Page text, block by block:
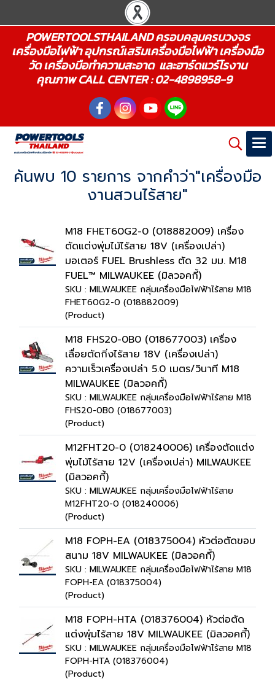
POWERTOOLSTHAILAND ครอบคลุมครบวงจร
เครื่องมือไฟฟ้า อุปกรณ์เสริมเครื่องมือไฟฟ้า เครื่องมือ
วัด เครื่องมือทำความสะอาด และฮาร์ดแวร์โรงาน
คุณภาพ CALL CENTER : 02-4898958-9
ค้นพบ 10 รายการ จากคำว่า"เครื่องมือ
งานสวนไร้สาย"
M18 FHET60G2-0 (018882009) เครื่อง
ตัดแต่งพุ่มไม้ไร้สาย 18V (เครื่องเปล่า)
มอเตอร์ FUEL Brushless ตัด 32 มม. M18
FUEL™ MILWAUKEE (มิลวอคกี้)
SKU : MILWAUKEE กลุ่มเครื่องมือไฟฟ้าไร้สาย M18
FHET60G2-0 (018882009)
(Product)
M18 FHS20-0B0 (018677003) เครื่อง
เลื่อยตัดกิ่งไร้สาย 18V (เครื่องเปล่า)
ความเร็วเครื่องเปล่า 5.0 เมตร/วินาที M18
MILWAUKEE (มิลวอคกี้)
SKU : MILWAUKEE กลุ่มเครื่องมือไฟฟ้าไร้สาย M18
FHS20-0B0 (018677003)
(Product)
M12FHT20-0 (018240006) เครื่องตัดแต่ง
พุ่มไม้ไร้สาย 12V (เครื่องเปล่า) MILWAUKEE
(มิลวอคกี้)
SKU : MILWAUKEE กลุ่มเครื่องมือไฟฟ้าไร้สาย
M12FHT20-0 (018240006)
(Product)
M18 FOPH-EA (018375004) หัวต่อตัดขอบ
สนาม 18V MILWAUKEE (มิลวอคกี้)
SKU : MILWAUKEE กลุ่มเครื่องมือไฟฟ้าไร้สาย M18
FOPH-EA (018375004)
(Product)
M18 FOPH-HTA (018376004) หัวต่อตัด
แต่งพุ่มไร้สาย 18V MILWAUKEE (มิลวอคกี้)
SKU : MILWAUKEE กลุ่มเครื่องมือไฟฟ้าไร้สาย M18
FOPH-HTA (018376004)
(Product)